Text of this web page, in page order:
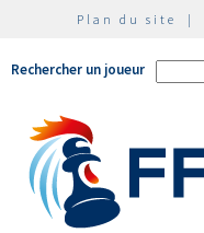
Plan du site |
Rechercher un joueur